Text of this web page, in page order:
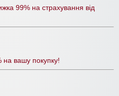
99% на страхування від
вашу покупку!